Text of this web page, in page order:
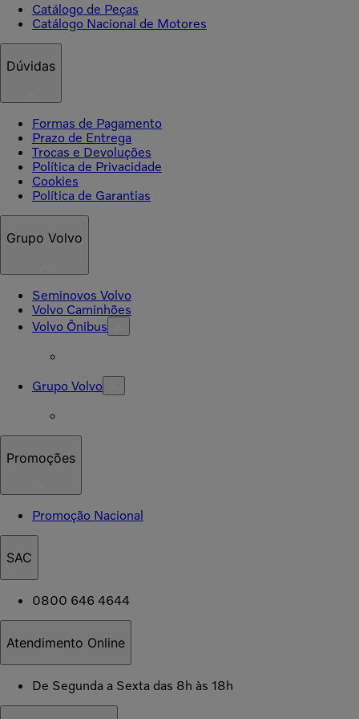
Catálogo de Peças
Catálogo Nacional de Motores
Dúvidas
Formas de Pagamento
Prazo de Entrega
Trocas e Devoluções
Política de Privacidade
Cookies
Política de Garantias
Grupo Volvo
Seminovos Volvo
Volvo Caminhões
Volvo Ônibus
Grupo Volvo
Promoções
Promoção Nacional
SAC
0800 646 4644
Atendimento Online
De Segunda a Sexta das 8h às 18h